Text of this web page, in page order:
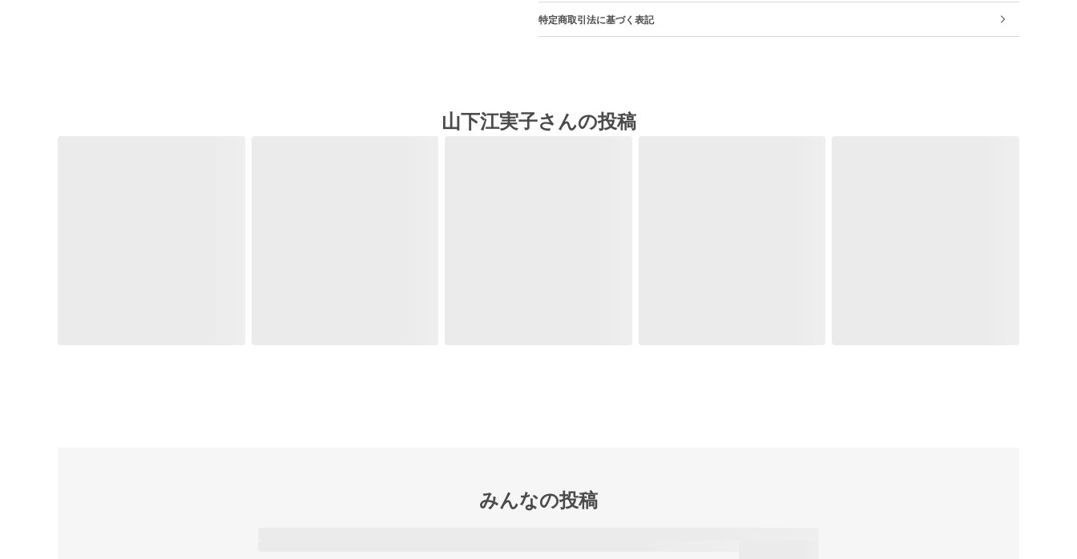
特定商取引法に基づく表記
山下江実子さんの投稿
みんなの投稿